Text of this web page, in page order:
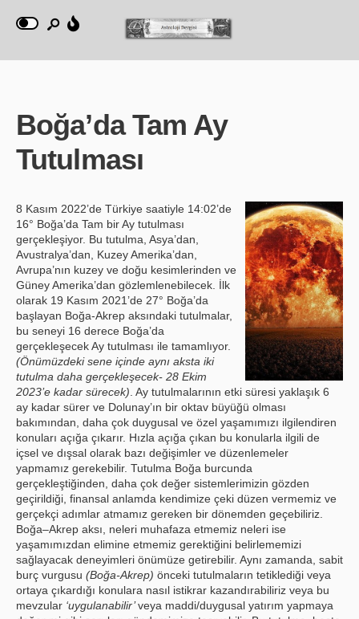
Boğa’da Tam Ay
Tutulması
8 Kasım 2022’de Türkiye saatiyle 14:02’de
16° Boğa’da Tam bir Ay tutulması
gerçekleşiyor. Bu tutulma, Asya’dan,
Avustralya’dan, Kuzey Amerika’dan,
Avrupa’nın kuzey ve doğu kesimlerinden ve
Güney Amerika’dan gözlemlenebilecek. İlk
olarak 19 Kasım 2021’de 27° Boğa’da
başlayan Boğa-Akrep aksındaki tutulmalar,
bu seneyi 16 derece Boğa’da
gerçekleşecek Ay tutulması ile tamamlıyor.
(Önümüzdeki sene içinde aynı aksta iki
tutulma daha gerçekleşecek- 28 Ekim
2023’e kadar sürecek) . Ay tutulmalarının etki süresi yaklaşık 6
ay kadar sürer ve Dolunay’ın bir oktav büyüğü olması
bakımından, daha çok duygusal ve özel yaşamımızı ilgilendiren
konuları açığa çıkarır. Hızla açığa çıkan bu konularla ilgili de
içsel ve dışsal olarak bazı değişimler ve düzenlemeler
yapmamız gerekebilir. Tutulma Boğa burcunda
gerçekleştiğinden, daha çok değer sistemlerimizin gözden
geçirildiği, finansal anlamda kendimize çeki düzen vermemiz ve
gerçekçi adımlar atmamız gereken bir dönemden geçebiliriz.
Boğa–Akrep aksı, neleri muhafaza etmemiz neleri ise
yaşamımızdan elimine etmemiz gerektiğini belirlememizi
sağlayacak deneyimleri önümüze getirebilir. Aynı zamanda, sabit
burç vurgusu (Boğa-Akrep) önceki tutulmaların tetiklediği veya
ortaya çıkardığı konulara nasıl istikrar kazandırabiliriz veya bu
mevzular ‘uygulanabilir’veya maddi/duygusal yatırım yapmaya